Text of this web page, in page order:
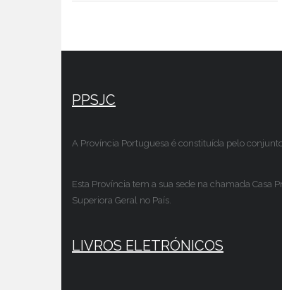
PPSJC
A Província Portuguesa é constituída pelo
Esta Província tem a sua sede na chamada
Superiora Geral no País.
LIVROS ELETRÓNICOS